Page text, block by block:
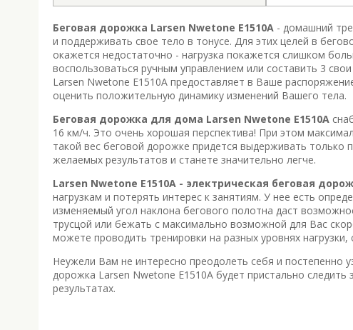
Беговая дорожка Larsen Nwetone E1510A - домашний
и поддерживать свое тело в тонусе. Для этих целей в
окажется недостаточно - нагрузка покажется слишком
воспользоваться ручным управлением или составить 3
Larsen Nwetone E1510A предоставляет в Ваше
оценить положительную динамику изменений Вашего тела.
Беговая дорожка для дома Larsen Nwetone E1510A
16 км/ч. Это очень хорошая перспектива! При этом
такой вес беговой дорожке придется выдерживать только
желаемых результатов и станете значительно легче.
Larsen Nwetone E1510A - электрическая беговая
нагрузкам и потерять интерес к занятиям. У нее есть
изменяемый угол наклона бегового полотна даст
трусцой или бежать с максимально возможной для Вас
можете проводить тренировки на разных уровнях
Неужели Вам не интересно преодолеть себя и постепенно
дорожка Larsen Nwetone E1510A будет пристально
результатах.